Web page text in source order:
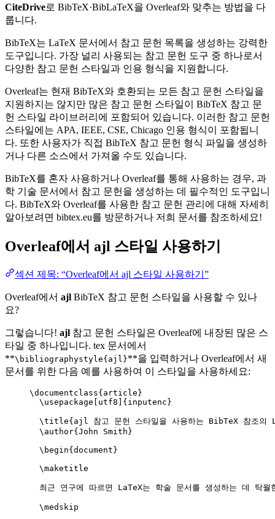
CiteDrive로 BibTeX·BibLaTeX을 Overleaf와 맞추는 방법을 다
룹니다.
BibTeX는 LaTeX 문서에서 참고 문헌 목록을 생성하는 강력한
도구입니다. 가장 널리 사용되는 참고 문헌 도구 중 하나로서
다양한 참고 문헌 스타일과 인용 형식을 지원합니다.
Overleaf는 현재 BibTeX와 호환되는 모든 참고 문헌 스타일을
지원하지는 않지만 많은 참고 문헌 스타일이 BibTeX 참고 문
헌 스타일 라이브러리에 포함되어 있습니다. 이러한 참고 문헌
스타일에는 APA, IEEE, CSE, Chicago 인용 형식이 포함됩니
다. 또한 사용자가 직접 BibTeX 참고 문헌 형식 파일을 생성하
거나 다른 소스에서 가져올 수도 있습니다.
BibTeX를 혼자 사용하거나 Overleaf를 통해 사용하는 경우, 과
학 기술 문서에서 참고 문헌을 생성하는 데 필수적인 도구입니
다. BibTeX와 Overleaf를 사용한 참고 문헌 관리에 대해 자세히
알아보려면 bibtex.eu를 방문하거나 저희 문서를 참조하세요!
Overleaf에서 ajl 스타일 사용하기
섹션 제목: “Overleaf에서 ajl 스타일 사용하기”
Overleaf에서 ajl BibTeX 참고 문헌 스타일을 사용할 수 있나
요?
그렇습니다! ajl 참고 문헌 스타일은 Overleaf에 내장된 많은 스
타일 중 하나입니다. tex 문서에서
**\bibliographystyle{ajl}**을 입력하거나 Overleaf에서 새
문서를 위한 다음 예를 사용하여 이 스타일을 사용하세요:
\documentclass{ article }
\usepackage
utf8 ]{ inputenc }
\title{ajl 참고 문헌 스타일을 사용하는 BibTeX 참조의
\author{John Smith}
\begin{ document }
\maketitle
최근 연구에 따르면 LaTeX는 학술 문서를 생성하는 데 탁
\medskip